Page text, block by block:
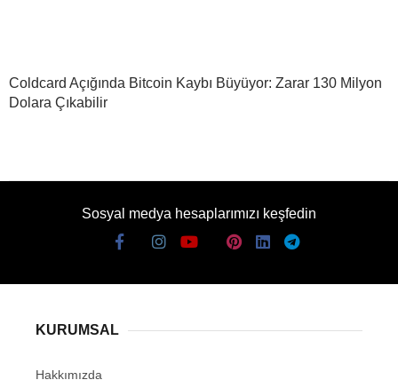
Coldcard Açığında Bitcoin Kaybı Büyüyor: Zarar 130 Milyon
Dolara Çıkabilir
Sosyal medya hesaplarımızı keşfedin
KURUMSAL
Hakkımızda